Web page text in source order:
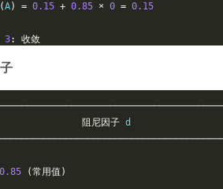
(A) = 0.15 + 0.85 × 0 = 0.15
3: 收敛
-20次后，PR值趋于稳定
阻尼因子
0.85 (常用值)